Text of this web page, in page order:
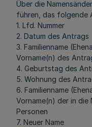
Über die
führen, das folgende
1. Lfd. Nummer
2. Datum des Antrags
3. Familienname
Vorname(n) des
4. Geburtstag des
5. Wohnung des
6. Familienname
Vorname(n) der in die
Personen
7. Neuer Name